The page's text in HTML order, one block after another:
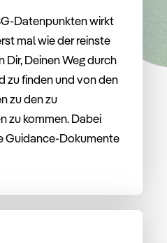
Datenpunkten wirkt
mal wie der reinste
Dir, Deinen Weg durch
zu finden und von den
zu den zu
zu kommen. Dabei
Guidance-Dokumente